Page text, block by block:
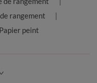
rangement
Papier peint